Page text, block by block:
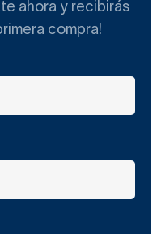
ahora y recibirás
compra!